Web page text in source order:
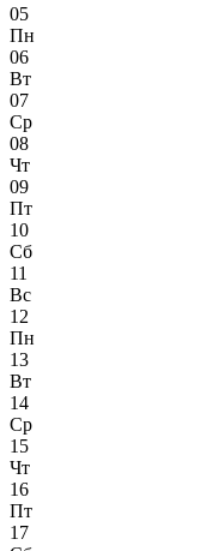
05
Пн
06
Вт
07
Ср
08
Чт
09
Пт
10
Сб
11
Вс
12
Пн
13
Вт
14
Ср
15
Чт
16
Пт
17